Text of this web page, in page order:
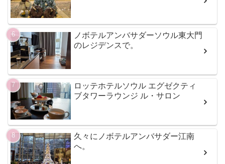
ノボテルアンバサダーソウル東大門
のレジデンスで。
ロッテホテルソウル エグゼクティ
ブタワーラウンジ ル・サロン
久々にノボテルアンバサダー江南
へ。